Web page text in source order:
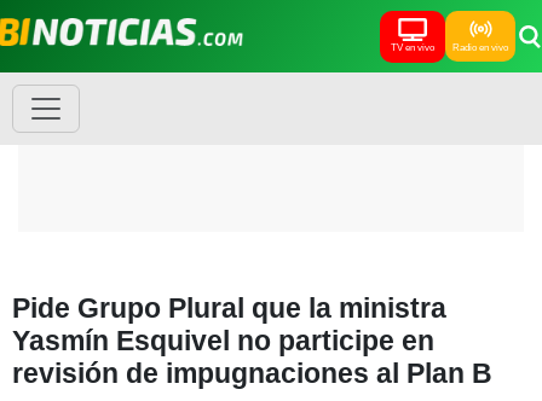
TV en vivo Radio en vivo
Pide Grupo Plural que la ministra
Yasmín Esquivel no participe en
revisión de impugnaciones al Plan B